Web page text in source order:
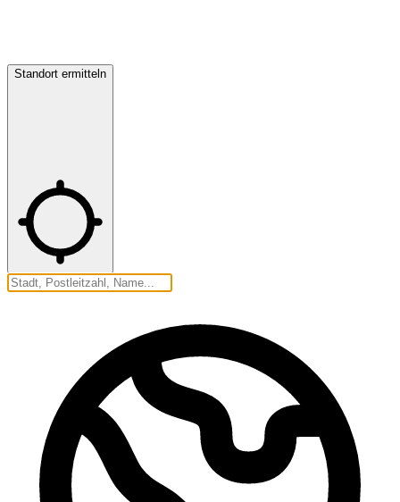
Standort ermitteln